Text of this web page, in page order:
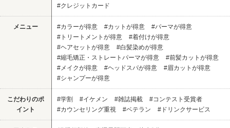
#クレジットカード
メニュー #カラーが得意 #カットが得意
#パーマが得意
#トリートメントが得意
#着付けが得意
#ヘアセットが得意
#白髪染めが得意
#縮毛矯正・ストレートパーマが得意
#前髪カットが得意
#メイクが得意
#ヘッドスパが得意
#眉カットが得意
#シャンプーが得意
こだわりのポ
イント
#学割 #イケメン #雑誌掲載
#コンテスト受賞者
#カウンセリング重視
#ベテラン #ドリンクサービス